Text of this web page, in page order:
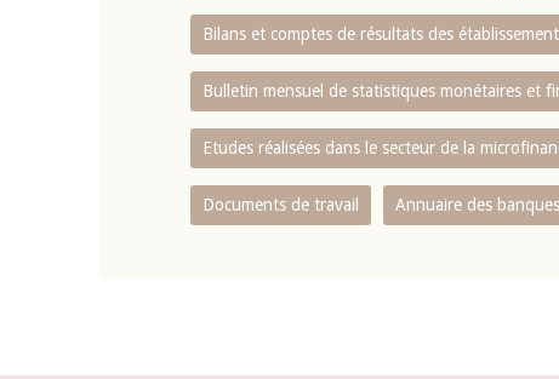
Bilans et comptes de résultats des
Bulletin mensuel de statistiques monétaires et
Etudes réalisées dans le secteur de la
Documents de travail Annuaire des